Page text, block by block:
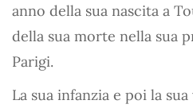
anno della sua nascita a
della sua morte nella sua
Parigi.
La sua infanzia e poi la